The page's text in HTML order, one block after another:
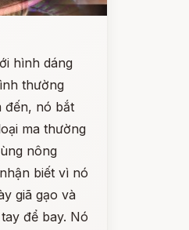
hình dáng
thường
đến, nó bắt
ma thường
nông
biết vì nó
giã gạo và
để bay. Nó